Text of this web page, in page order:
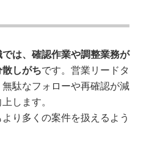
は、確認作業や調整業務が
しがちです。営業リードタ
駄なフォローや再確認が減
します。
り多くの案件を扱えるよう